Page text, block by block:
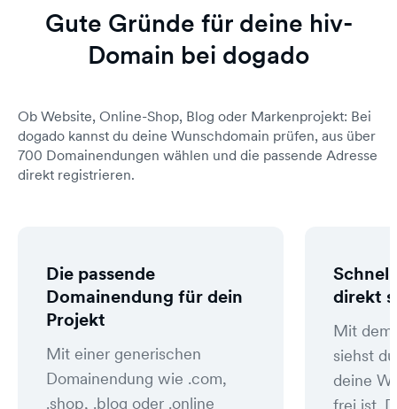
Gute Gründe für deine hiv-
Domain bei dogado
Ob Website, Online-Shop, Blog oder Markenprojekt: Bei
dogado kannst du deine Wunschdomain prüfen, aus über
700 Domainendungen wählen und die passende Adresse
direkt registrieren.
Die passende
Domainendung für dein
Projekt
Mit einer generischen
Domainendung wie .com,
.shop, .blog oder .online
direkt
Mit dem
siehst
deine